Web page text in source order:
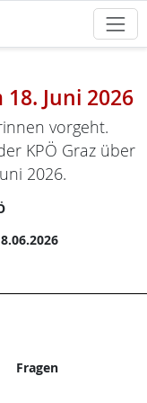
Juni 2026
vorgeht.
KPÖ Graz über
2026.
Fragen